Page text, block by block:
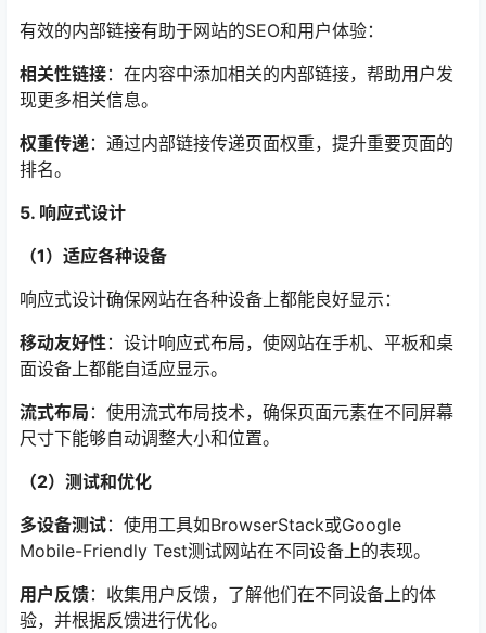
有效的内部链接有助于网站的SEO和用户体验：
相关性链接：在内容中添加相关的内部链接，帮助用户发
现更多相关信息。
权重传递：通过内部链接传递页面权重，提升重要页面的
排名。
5. 响应式设计
（1）适应各种设备
响应式设计确保网站在各种设备上都能良好显示：
移动友好性：设计响应式布局，使网站在手机、平板和桌
面设备上都能自适应显示。
流式布局 ：使用流式布局技术，确保页面元素在不同屏幕
尺寸下能够自动调整大小和位置。
（2）测试和优化
多设备测试：使用工具如BrowserStack或Google
Mobile-Friendly Test测试网站在不同设备上的表现。
用户反馈：收集用户反馈，了解他们在不同设备上的体
验，并根据反馈进行优化。